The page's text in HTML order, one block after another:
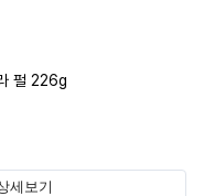
펄 226g
세보기